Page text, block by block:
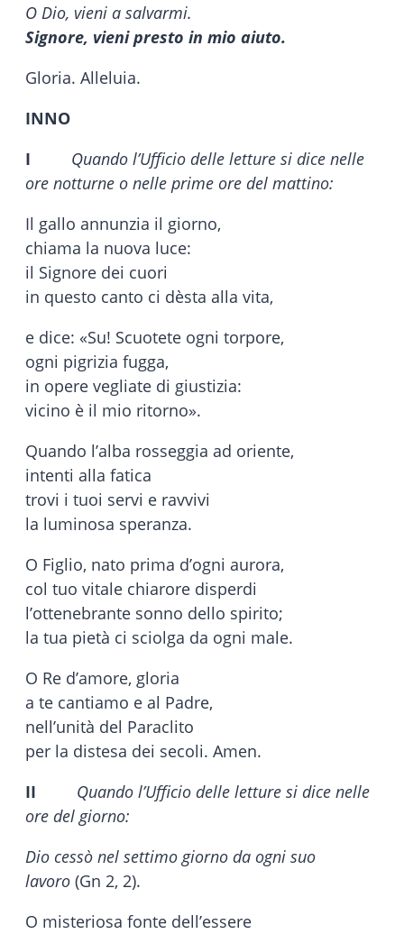
O Dio, vieni a salvarmi.
Signore, vieni presto in mio aiuto.
Gloria. Alleluia.
INNO
I
Quando l’Ufficio delle letture si dice nelle
ore notturne o nelle prime ore del mattino:
Il gallo annunzia il giorno,
chiama la nuova luce:
il Signore dei cuori
in questo canto ci dèsta alla vita,
e dice: «Su! Scuotete ogni torpore,
ogni pigrizia fugga,
in opere vegliate di giustizia:
vicino è il mio ritorno».
Quando l’alba rosseggia ad oriente,
intenti alla fatica
trovi i tuoi servi e ravvivi
la luminosa speranza.
O Figlio, nato prima d’ogni aurora,
col tuo vitale chiarore disperdi
l’ottenebrante sonno dello spirito;
la tua pietà ci sciolga da ogni male.
O Re d’amore, gloria
a te cantiamo e al Padre,
nell’unità del Paraclito
per la distesa dei secoli. Amen.
II
Quando l’Ufficio delle letture si dice nelle
ore del giorno:
Dio cessò nel settimo giorno da ogni suo
lavoro (Gn 2, 2).
O misteriosa fonte dell’essere